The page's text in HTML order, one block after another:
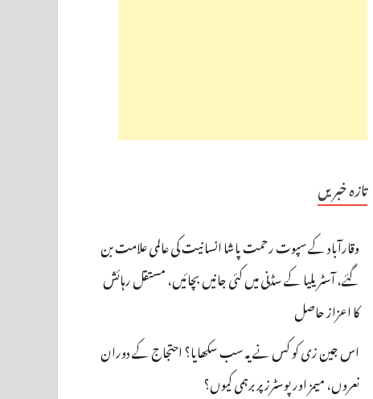
تازہ خبریں
وقارآباد کے سپوت رحمت پاشا انسانیت کی عالمی علامت بن
گئے، آسٹریلیا کے سڈنی میں کئی جانیں بچائیں، مستقل رہائش
کا اعزاز حاصل
اس جین زی کو کس نے یہ سب سکھایا؟ احتجاج کے دوران
نعروں، میمز اور پوسٹرز پر برہمی کیوں؟